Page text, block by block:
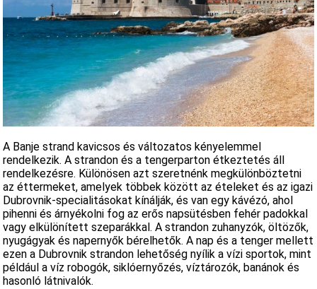
A Banje strand kavicsos és változatos kényelemmel
rendelkezik. A strandon és a tengerparton étkeztetés áll
rendelkezésre. Különösen azt szeretnénk megkülönböztetni
az éttermeket, amelyek többek között az ételeket és az igazi
Dubrovnik-specialitásokat kínálják, és van egy kávézó, ahol
pihenni és árnyékolni fog az erős napsütésben fehér padokkal
vagy elkülönített szeparákkal. A strandon zuhanyzók, öltözők,
nyugágyak és napernyők bérelhetők. A nap és a tenger mellett
ezen a Dubrovnik strandon lehetőség nyílik a vízi sportok, mint
például a víz robogók, siklóernyőzés, víztározók, banánok és
hasonló látnivalók.